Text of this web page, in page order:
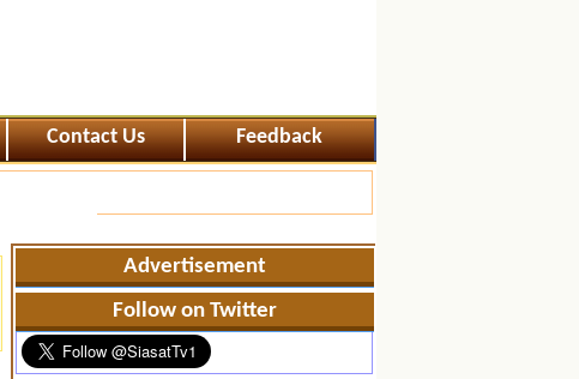
Contact Us Feedback
Advertisement
Follow on Twitter